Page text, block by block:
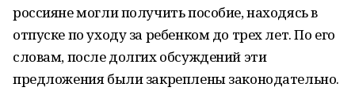
россияне могли получить пособие, находясь в
отпуске по уходу за ребенком до трех лет. По его
словам, после долгих обсуждений эти
предложения были закреплены законодательно.